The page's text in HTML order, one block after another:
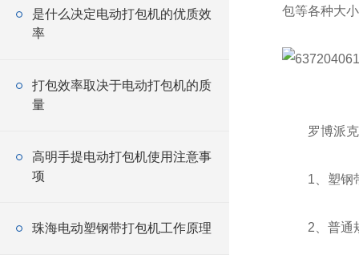
是什么决定电动打包机的优质效
率
打包效率取决于电动打包机的质
量
高明手提电动打包机使用注意事
项
珠海电动塑钢带打包机工作原理
包等各种大
罗博派克
1、塑钢带
2、普通规